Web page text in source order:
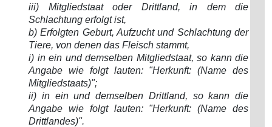
iii) Mitgliedstaat oder Drittland, in dem die
Schlachtung erfolgt ist,
b) Erfolgten Geburt, Aufzucht und Schlachtung der
Tiere, von denen das Fleisch stammt,
i) in ein und demselben Mitgliedstaat, so kann die
Angabe wie folgt lauten: "Herkunft: (Name des
Mitgliedstaats)";
ii) in ein und demselben Drittland, so kann die
Angabe wie folgt lauten: "Herkunft: (Name des
Drittlandes)".